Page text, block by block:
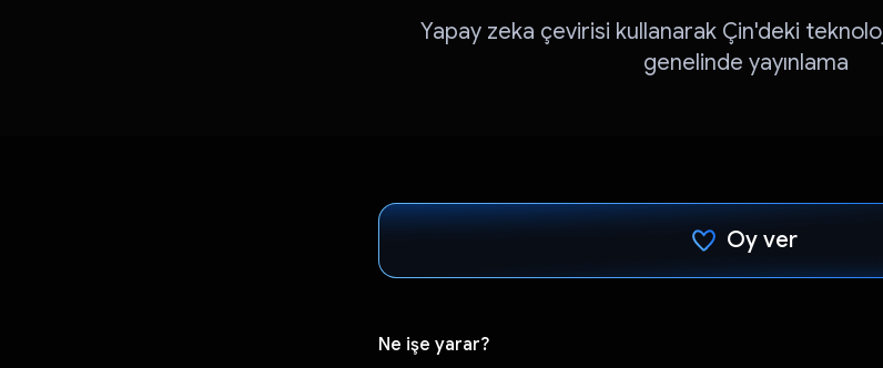
Yapay zeka çevirisi kullanarak Çin'deki
genelinde yayınlama
Oy ver
Ne işe yarar?